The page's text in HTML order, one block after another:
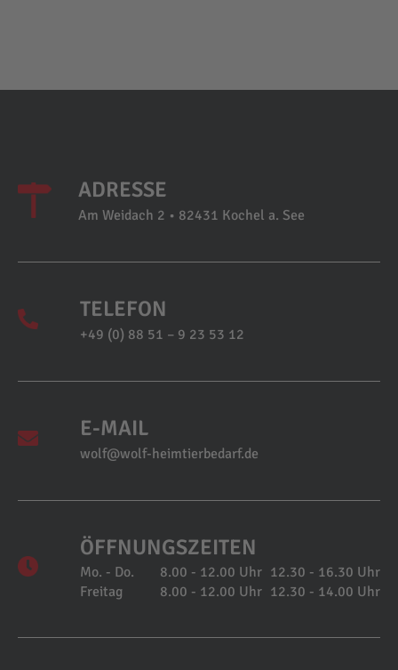
ADRESSE
Am Weidach 2 • 82431 Kochel a. See
TELEFON
+49 (0) 88 51 – 9 23 53 12
E-MAIL
wolf@wolf-heimtierbedarf.de
ÖFFNUNGSZEITEN
Mo. - Do. 8.00 - 12.00 Uhr 12.30 - 16.30 Uhr
Freitag
8.00 - 12.00 Uhr 12.30 - 14.00 Uhr